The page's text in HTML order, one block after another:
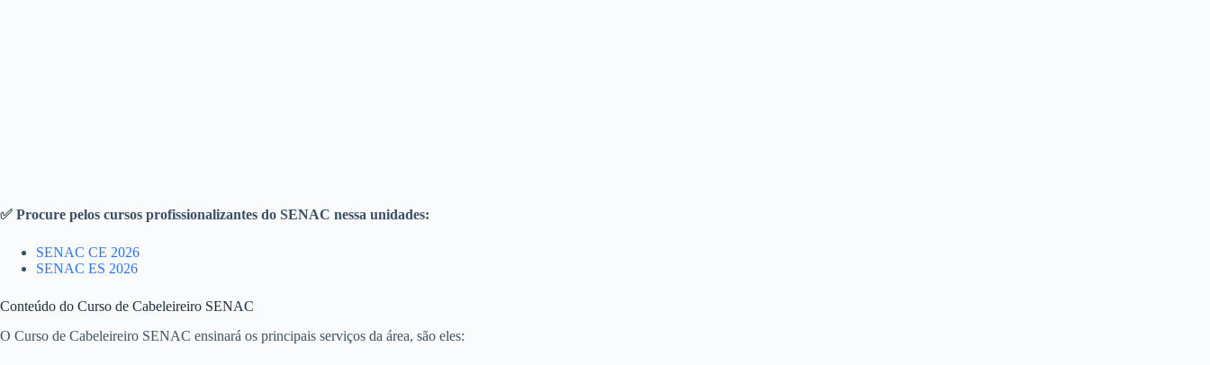
✅ Procure pelos cursos profissionalizantes do SENAC nessa unidades:
SENAC CE 2026
SENAC ES 2026
Conteúdo do Curso de Cabeleireiro SENAC
O Curso de Cabeleireiro SENAC ensinará os principais serviços da área, são eles: